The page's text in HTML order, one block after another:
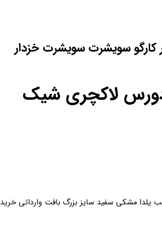
سویشرت سویشرت خزدار
دورس لاکچری شیک
مشکی سفید سایز بزرگ بافت وارداتی خرید